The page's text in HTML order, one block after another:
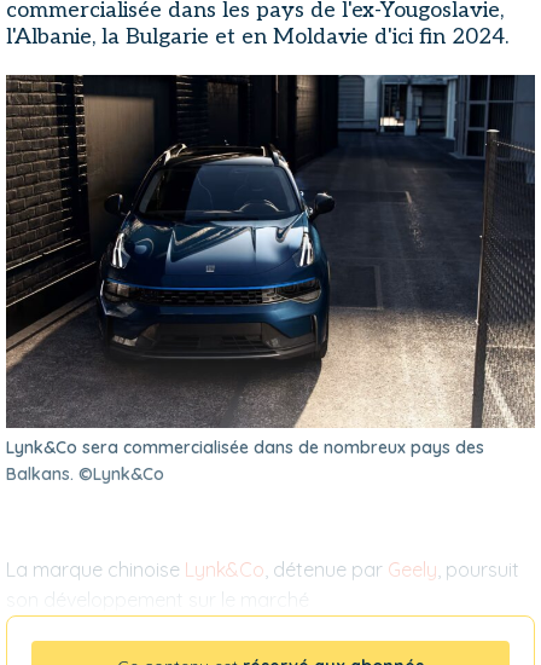
commercialisée dans les pays de l'ex-Yougoslavie,
l'Albanie, la Bulgarie et en Moldavie d'ici fin 2024.
Lynk&Co sera commercialisée dans de nombreux pays des
Balkans. ©Lynk&Co
La marque chinoise Lynk&Co , détenue par Geely , poursuit
son développement sur le marché